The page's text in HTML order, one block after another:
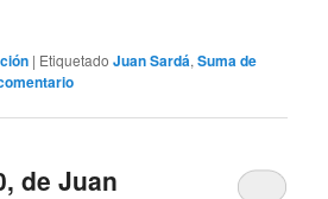
| Etiquetado Juan Sardá,Suma de
de Juan